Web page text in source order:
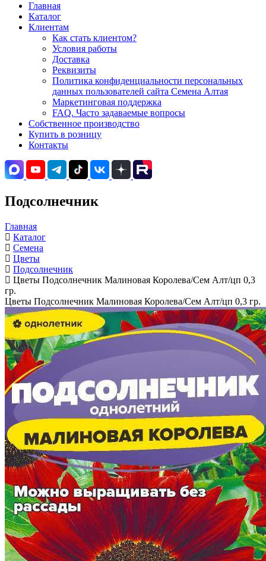
Главная
Каталог
Клиентам
Как стать клиентом?
Условия работы
Доставка
Реквизиты
Политика конфиденциальности персональных
данных пользователей сайта Семена Алтая
Маркетинговая поддержка
FAQ. Часто задаваемые вопросы
Собственное производство
Купить в розницу
Контакты
Подсолнечник
Главная
Каталог
Семена
Цветы
Подсолнечник
Цветы Подсолнечник Малиновая Королева/Сем Алт/цп 0,3
гр.
Цветы Подсолнечник Малиновая Королева/Сем Алт/цп 0,3 гр.